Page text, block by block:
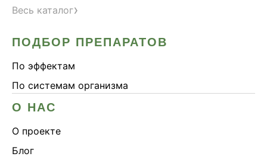
Весь каталог›
ПОДБОР ПРЕПАРАТОВ
По эффектам
По системам организма
О НАС
О проекте
Блог